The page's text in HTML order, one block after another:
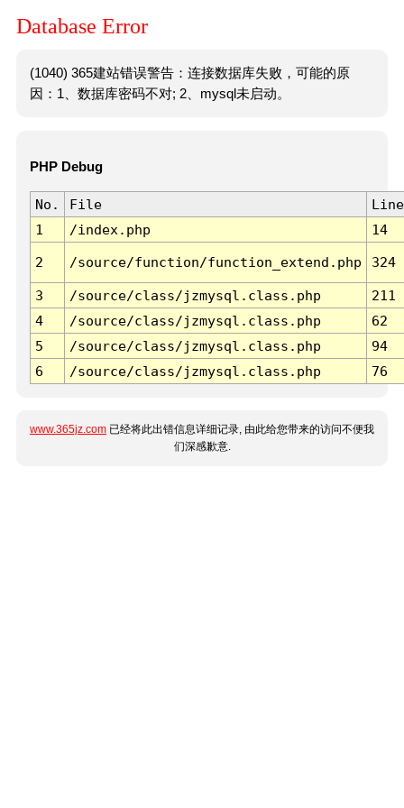
Database Error
(1040) 365建站错误警告：连接数据库失败，可能的原
因：1、数据库密码不对; 2、mysql未启动。
PHP Debug
No. File
Line
1
/index.php 14
2 /source/function/function_extend.php 324
3 /source/class/jzmysql.class.php
211
4
/source/class/jzmysql.class.php
62
5
/source/class/jzmysql.class.php
94
6
/source/class/jzmysql.class.php 76
www.365jz.com 已经将此出错信息详细记录, 由此给您带来的访问不便我
们深感歉意.